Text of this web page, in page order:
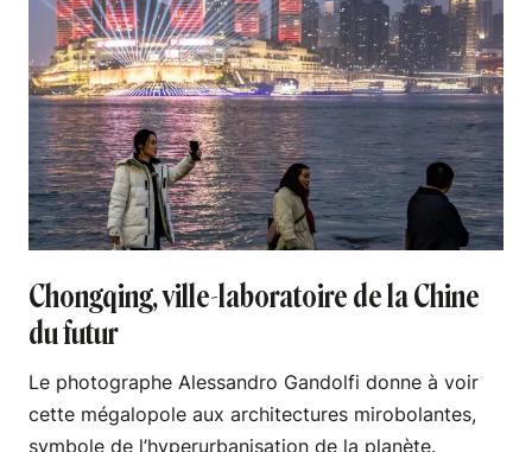
Chongqing, ville-laboratoire de la Chine
du futur
Le photographe Alessandro Gandolfi donne à voir
cette mégalopole aux architectures mirobolantes,
symbole de l’hyperurbanisation de la planète.